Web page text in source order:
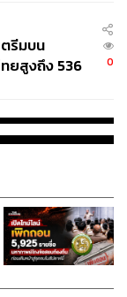
รีมบน
ยสูงถึง 536
0